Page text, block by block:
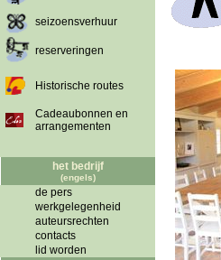
seizoensverhuur
reserveringen
Historische routes
Cadeaubonnen en
arrangementen
het bedrijf
(engels)
de pers
werkgelegenheid
auteursrechten
contacts
lid worden